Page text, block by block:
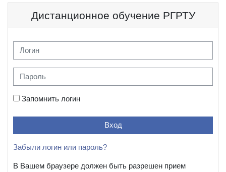
Перейти к основному содержанию
Дистанционное обучение РГРТУ
Логин
Пароль
Запомнить логин
Вход
Забыли логин или пароль?
В Вашем браузере должен быть разрешен прием